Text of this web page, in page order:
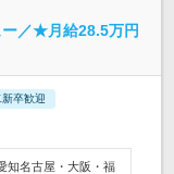
ー／★月給28.5万円
卒歓迎
知名古屋・大阪・福